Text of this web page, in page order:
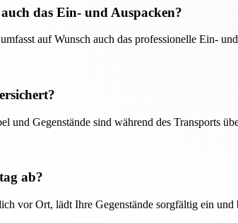
das Ein- und Auspacken?
auf Wunsch auch das professionelle Ein-
und Gegenstände sind während des Transports
ab?
vor Ort, lädt Ihre Gegenstände sorgfältig ein